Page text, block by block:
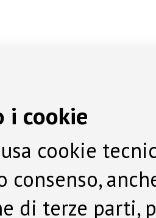
i cookie
cookie
consenso,
di terze parti,